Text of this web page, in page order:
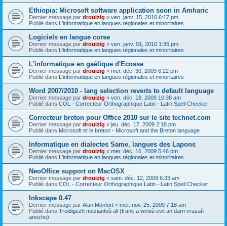
Ethiopia: Microsoft software application soon in Amharic
Dernier message par drouizig « ven. janv. 15, 2010 6:17 pm
Publié dans L'informatique en langues régionales et minoritaires
Logiciels en langue corse
Dernier message par drouizig « ven. janv. 01, 2010 1:36 pm
Publié dans L'informatique en langues régionales et minoritaires
L'informatique en gaélique d'Ecosse
Dernier message par drouizig « mer. déc. 30, 2009 6:22 pm
Publié dans L'informatique en langues régionales et minoritaires
Word 2007/2010 - lang selection reverts to default language
Dernier message par drouizig « ven. déc. 18, 2009 10:38 am
Publié dans COL - Correcteur Orthographique Latin - Latin Spell Checker
Correcteur breton pour Office 2010 sur le site technet.com
Dernier message par drouizig « jeu. déc. 17, 2009 2:18 pm
Publié dans Microsoft et le breton - Microsoft and the Breton language
Informatique en dialectes Same, langues des Lapons
Dernier message par drouizig « mer. déc. 16, 2009 5:46 pm
Publié dans L'informatique en langues régionales et minoritaires
NeoOffice support on MacOSX
Dernier message par drouizig « sam. déc. 12, 2009 6:33 am
Publié dans COL - Correcteur Orthographique Latin - Latin Spell Checker
Inkscape 0.47
Dernier message par Alan Monfort « mer. nov. 25, 2009 7:18 am
Publié dans Troidigezh meziantoù all (frank a wirioù evit an darn vrasañ
anezho)